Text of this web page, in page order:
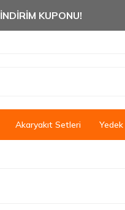
KUPONU!
Akaryakıt Setleri